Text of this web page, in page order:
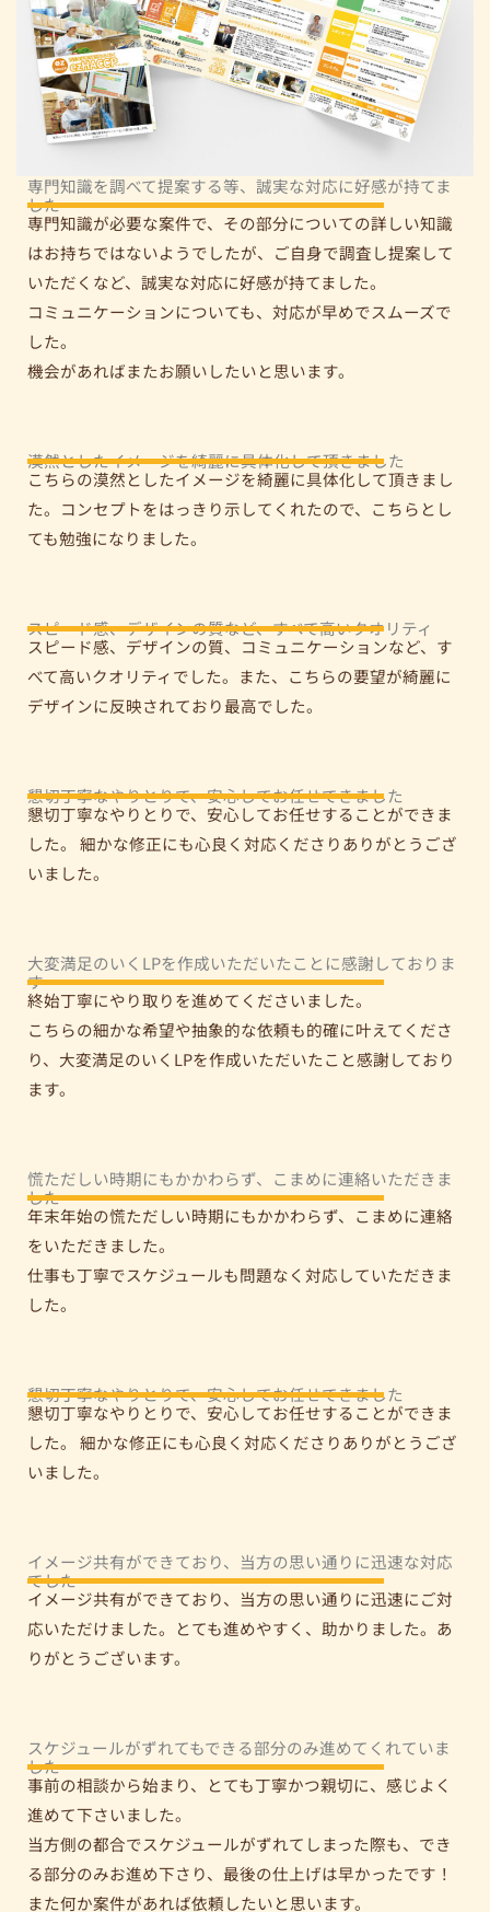
専門知識を調べて提案する等、誠実な対応に好感が持てま
した
専門知識が必要な案件で、その部分についての詳しい知識
はお持ちではないようでしたが、ご自身で調査し提案して
いただくなど、誠実な対応に好感が持てました。
コミュニケーションについても、対応が早めでスムーズで
した。
機会があればまたお願いしたいと思います。
漠然としたイメージを綺麗に具体化して頂きました
こちらの漠然としたイメージを綺麗に具体化して頂きまし
た。コンセプトをはっきり示してくれたので、こちらとし
ても勉強になりました。
スピード感、デザインの質など、すべて高いクオリティ
スピード感、デザインの質、コミュニケーションなど、す
べて高いクオリティでした。また、こちらの要望が綺麗に
デザインに反映されており最高でした。
懇切丁寧なやりとりで、安心してお任せできました
懇切丁寧なやりとりで、安心してお任せすることができま
した。 細かな修正にも心良く対応くださりありがとうござ
いました。
大変満足のいくLPを作成いただいたことに感謝しておりま
す
終始丁寧にやり取りを進めてくださいました。
こちらの細かな希望や抽象的な依頼も的確に叶えてくださ
り、大変満足のいくLPを作成いただいたこと感謝しており
ます。
慌ただしい時期にもかかわらず、こまめに連絡いただきま
した
年末年始の慌ただしい時期にもかかわらず、こまめに連絡
をいただきました。
仕事も丁寧でスケジュールも問題なく対応していただきま
した。
懇切丁寧なやりとりで、安心してお任せできました
懇切丁寧なやりとりで、安心してお任せすることができま
した。 細かな修正にも心良く対応くださりありがとうござ
いました。
イメージ共有ができており、当方の思い通りに迅速な対応
でした
イメージ共有ができており、当方の思い通りに迅速にご対
応いただけました。とても進めやすく、助かりました。あ
りがとうございます。
スケジュールがずれてもできる部分のみ進めてくれていま
した
事前の相談から始まり、とても丁寧かつ親切に、感じよく
進めて下さいました。
当方側の都合でスケジュールがずれてしまった際も、でき
る部分のみお進め下さり、最後の仕上げは早かったです！
また何か案件があれば依頼したいと思います。